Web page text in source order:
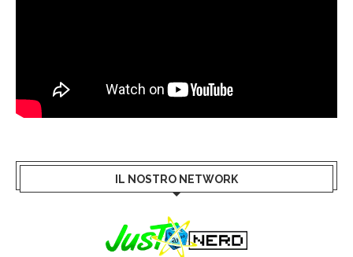
IL NOSTRO NETWORK